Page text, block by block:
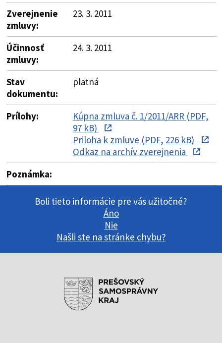
Zverejnenie
zmluvy:
23. 3. 2011
Účinnosť
zmluvy:
24. 3. 2011
Stav
dokumentu:
platná
Prílohy:
Kúpna zmluva č. 1/2011/ARR (PDF,
97 kB)
Priloha k zmluve (PDF, 226 kB)
Odkaz na archív zverejnenia
Poznámka:
Boli tieto informácie pre vás užitočné?
Áno
Nie
Našli ste na stránke chybu?